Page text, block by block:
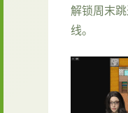
解锁周末
线。